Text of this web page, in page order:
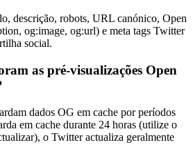
descrição, robots, URL canónico, Open
og:image, og:url) e meta tags Twitter
social.
as pré-visualizações Open
dados OG em cache por períodos
em cache durante 24 horas (utilize o
o Twitter actualiza geralmente